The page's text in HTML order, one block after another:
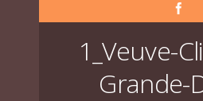
1_Veuve-
Grande-